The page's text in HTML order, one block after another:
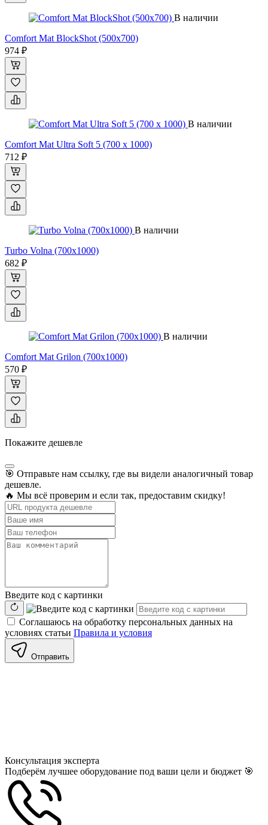
В наличии
Comfort Mat BlockShot (500х700)
974 ₽
В наличии
Comfort Mat Ultra Soft 5 (700 х 1000)
712 ₽
В наличии
Turbo Volna (700х1000)
682 ₽
В наличии
Comfort Mat Grilon (700x1000)
570 ₽
Покажите дешевле
🎯 Отправьте нам ссылку, где вы видели аналогичный товар
дешевле.
🔥 Мы всё проверим и если так, предоставим скидку!
Введите код с картинки
Соглашаюсь на обработку персональных данных на
условиях статьи Правила и условия
Отправить
Консультация эксперта
Подберём лучшее оборудование под ваши цели и бюджет 🎯